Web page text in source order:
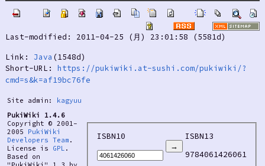
Last-modified: 2011-04-25 (月) 23:01:58 (5581d)
Link: Java (1548d)
Short-URL: https://pukiwiki.at-sushi.com/pukiwiki/?
cmd=s&k=af19bc76fe
Site admin:
kagyuu
PukiWiki 1.4.6
Copyright © 2001-
2005 PukiWiki
Developers Team .
License is GPL .
Based on
ISBN10
ISBN13
9784061426061